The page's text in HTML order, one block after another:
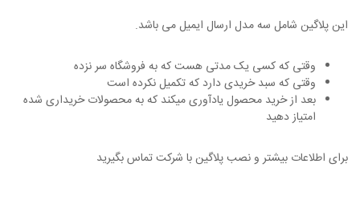
این پلاگین شامل سه مدل ارسال ایمیل می باشد.
وقتی که کسی یک مدتی هست که به فروشگاه سر نزده
وقتی که سبد خریدی دارد که تکمیل نکرده است
بعد از خرید محصول یادآوری میکند که به محصولات خریداری شده
امتیاز دهید
برای اطلاعات بیشتر و نصب پلاگین با شرکت تماس بگیرید